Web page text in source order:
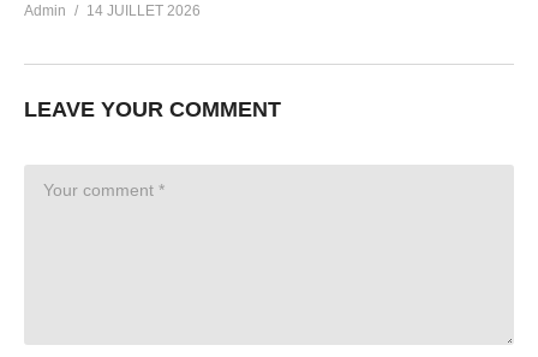
Admin 14 JUILLET 2026
LEAVE YOUR COMMENT